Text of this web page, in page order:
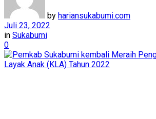
by hariansukabumi.com
Juli 23, 2022
in Sukabumi
0